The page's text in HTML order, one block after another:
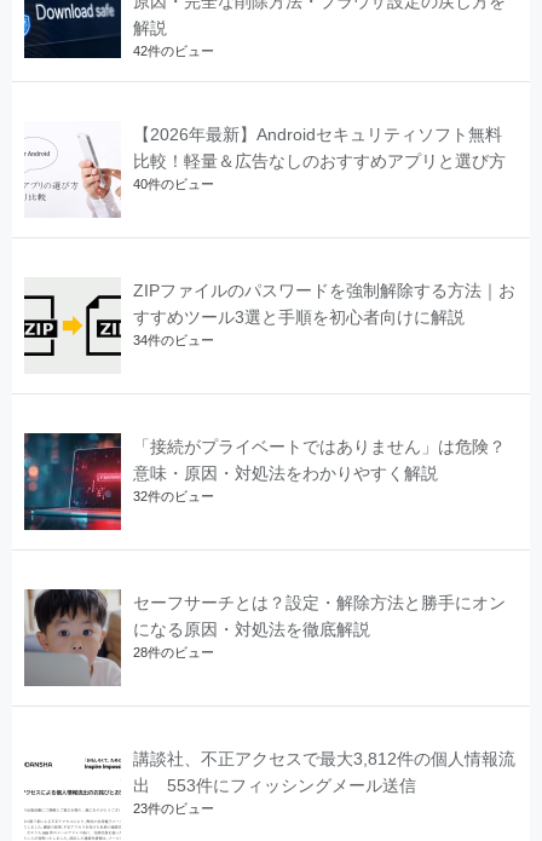
解説
42件のビュー
【2026年最新】Androidセキュリティソフト無料
比較！軽量＆広告なしのおすすめアプリと選び方
40件のビュー
ZIPファイルのパスワードを強制解除する方法｜お
すすめツール3選と手順を初心者向けに解説
34件のビュー
「接続がプライベートではありません」は危険？
意味・原因・対処法をわかりやすく解説
32件のビュー
セーフサーチとは？設定・解除方法と勝手にオン
になる原因・対処法を徹底解説
28件のビュー
講談社、不正アクセスで最大3,812件の個人情報流
出 553件にフィッシングメール送信
23件のビュー